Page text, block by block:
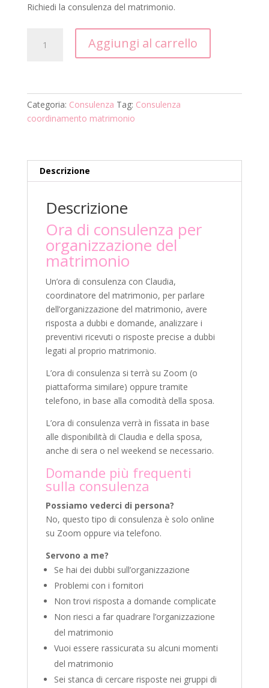
Richiedi la consulenza del matrimonio.
quantità
Aggiungi al carrello
Categoria: Consulenza Tag: Consulenza
coordinamento matrimonio
Descrizione
Descrizione
Ora di consulenza per
organizzazione del
matrimonio
Un’ora di consulenza con Claudia,
coordinatore del matrimonio, per parlare
dell’organizzazione del matrimonio, avere
risposta a dubbi e domande, analizzare i
preventivi ricevuti o risposte precise a dubbi
legati al proprio matrimonio.
L’ora di consulenza si terrà su Zoom (o
piattaforma similare) oppure tramite
telefono, in base alla comodità della sposa.
L’ora di consulenza verrà in fissata in base
alle disponibilità di Claudia e della sposa,
anche di sera o nel weekend se necessario.
Domande più frequenti
sulla consulenza
Possiamo vederci di persona?
No, questo tipo di consulenza è solo online
su Zoom oppure via telefono.
Servono a me?
Se hai dei dubbi sull’organizzazione
Problemi con i fornitori
Non trovi risposta a domande complicate
Non riesci a far quadrare l’organizzazione
del matrimonio
Vuoi essere rassicurata su alcuni momenti
del matrimonio
Sei stanca di cercare risposte nei gruppi di